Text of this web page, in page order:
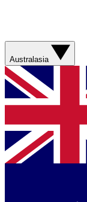
Australasia